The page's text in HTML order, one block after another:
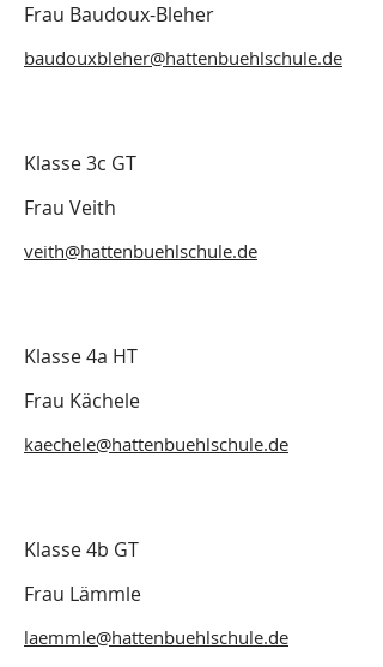
Frau Baudoux-Bleher
baudouxbleher@hattenbuehlschule.de
Klasse 3c GT
Frau Veith
veith@hattenbuehlschule.de
Klasse 4a HT
Frau Kächele
kaechele@hattenbuehlschule.de
Klasse 4b GT
Frau Lämmle
laemmle@hattenbuehlschule.de